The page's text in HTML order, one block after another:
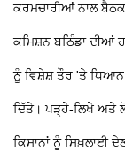
ਕਰਮਚਾਰੀਆਂ ਨਾਲ ਬੈਠਕ
ਕਮਿਸ਼ਨ ਬਠਿੰਡਾ ਦੀਆਂ
ਨੂੰ ਵਿਸ਼ੇਸ਼ ਤੌਰ 'ਤੇ ਧਿਆਨ
ਦਿੱਤੇ। ਪੜ੍ਹੇ-ਲਿਖੇ ਅਤੇ
ਕਿਸਾਨਾਂ ਨੂੰ ਸਿਖ਼ਲਾਈ